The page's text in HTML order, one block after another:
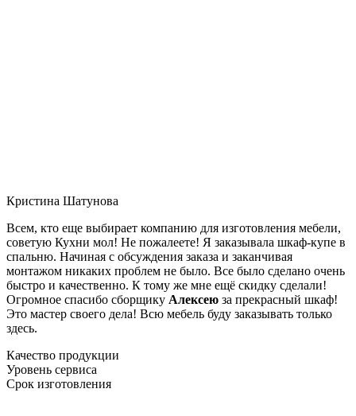
Кристина Шатунова
Всем, кто еще выбирает компанию для изготовления мебели,
советую Кухни мол! Не пожалеете! Я заказывала шкаф-купе в
спальню. Начиная с обсуждения заказа и заканчивая
монтажом никаких проблем не было. Все было сделано очень
быстро и качественно. К тому же мне ещё скидку сделали!
Огромное спасибо сборщику Алексею за прекрасный шкаф!
Это мастер своего дела! Всю мебель буду заказывать только
здесь.
Качество продукции
Уровень сервиса
Срок изготовления